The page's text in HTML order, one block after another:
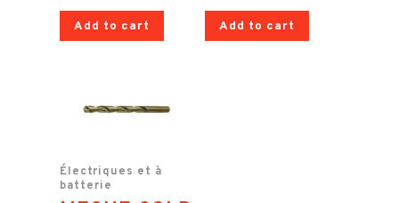
Add to cart Add to cart
Électriques et à
batterie